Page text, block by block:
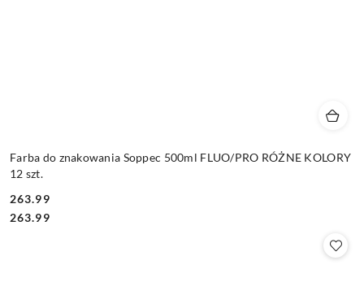
Farba do znakowania Soppec 500ml FLUO/PRO RÓŻNE KOLORY
12 szt.
Cena:
263.99
Cena:
263.99